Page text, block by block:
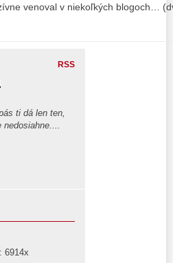
venoval v niekoľkých blogoch…
RSS
ti dá len ten,
6914x